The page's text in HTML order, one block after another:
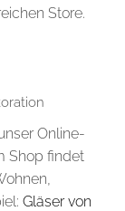
Store.
Online-
Shop findet
Gläser von